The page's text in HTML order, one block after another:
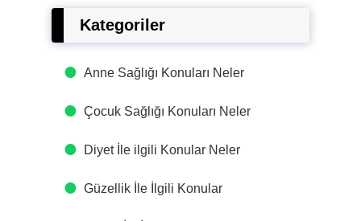
Kategoriler
Anne Sağlığı Konuları Neler
Çocuk Sağlığı Konuları Neler
Diyet İle ilgili Konular Neler
Güzellik İle İlgili Konular